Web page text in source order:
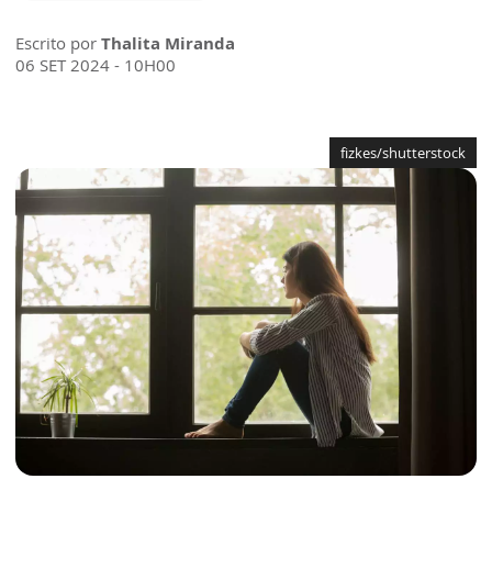
Escrito por Thalita Miranda
06 SET 2024 - 10H00
fizkes/shutterstock